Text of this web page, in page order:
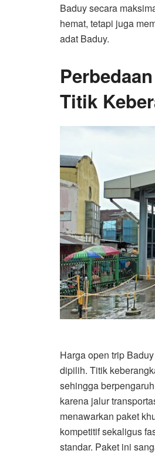
Baduy secara
hemat, tetapi juga
adat Baduy.
Titik
Harga open trip
dipilih. Titik
sehingga
karena jalur
menawarkan paket
kompetitif sekaligus
standar. Paket ini